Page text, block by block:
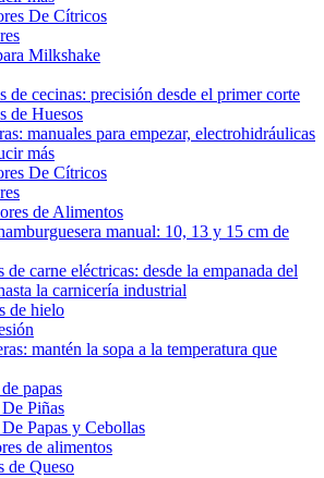
De Cítricos
Milkshake
de cecinas: precisión desde el primer corte
de Huesos
manuales para empezar, electrohidráulicas
más
De Cítricos
de Alimentos
manual: 10, 13 y 15 cm de
de carne eléctricas: desde la empanada del
la carnicería industrial
de hielo
mantén la sopa a la temperatura que
papas
Piñas
Papas y Cebollas
de alimentos
de Queso